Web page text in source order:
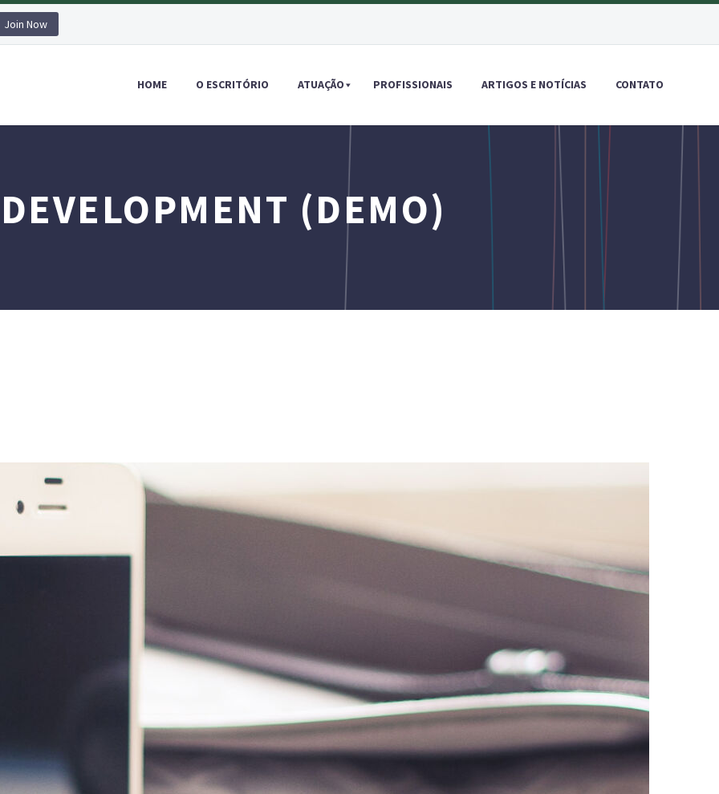
Join Now
HOME O ESCRITÓRIO ATUAÇÃO PROFISSIONAIS ARTIGOS E NOTÍCIAS CONTATO
(DEMO)